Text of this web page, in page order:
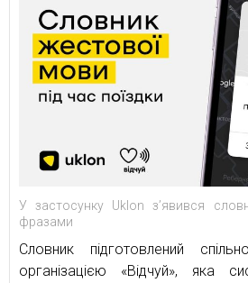
У застосунку Uklon з’явився
фразами
Словник підготовлений
організацією «Відчуй», яка